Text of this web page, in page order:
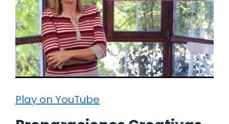
Play on YouTube